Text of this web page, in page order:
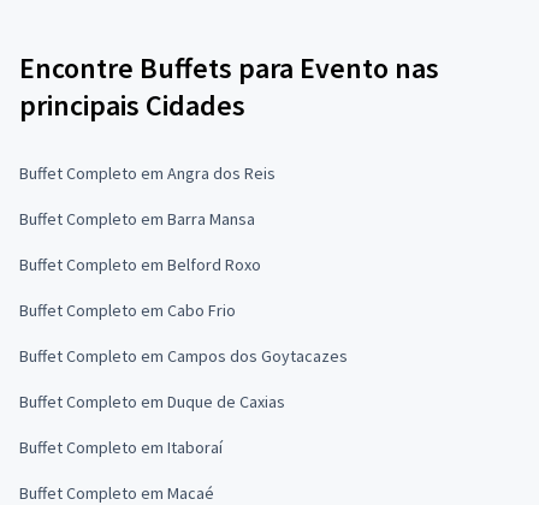
Encontre Buffets para Evento nas
principais Cidades
Buffet Completo em Angra dos Reis
Buffet Completo em Barra Mansa
Buffet Completo em Belford Roxo
Buffet Completo em Cabo Frio
Buffet Completo em Campos dos Goytacazes
Buffet Completo em Duque de Caxias
Buffet Completo em Itaboraí
Buffet Completo em Macaé